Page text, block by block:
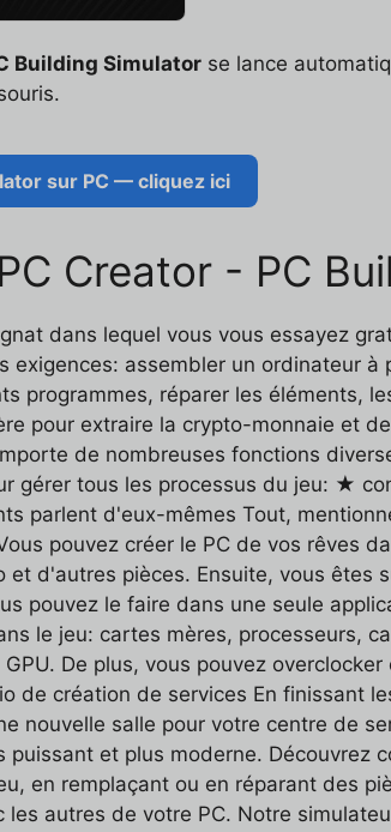
Building Simulator se lance
sur PC — cliquez ici
Creator - PC
dans lequel vous vous essayez
exigences: assembler un ordinateur
programmes, réparer les éléments,
pour extraire la crypto-monnaie et
de nombreuses fonctions
gérer tous les processus du jeu: ★
parlent d'eux-mêmes Tout,
pouvez créer le PC de vos rêves
d'autres pièces. Ensuite, vous
pouvez le faire dans une seule
le jeu: cartes mères, processeurs,
De plus, vous pouvez
de création de services En finissant
nouvelle salle pour votre centre de
et plus moderne. Découvrez
en remplaçant ou en réparant des
autres de votre PC. Notre